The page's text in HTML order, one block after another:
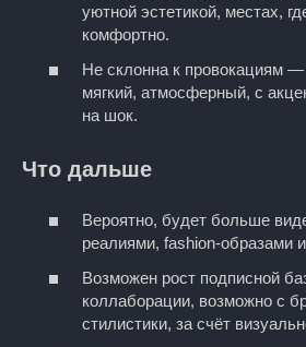
уютной эстетикой, местах,
комфортно.
Не склонна к провокациям —
мягкий, атмосферный, с
на шок.
Что дальше
Вероятно, будет больше
реалиями, fashion‑образами
Возможен рост подписной
коллаборации, возможно с
стилистики, за счёт